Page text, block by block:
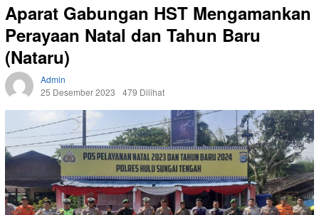
Aparat Gabungan HST Mengamankan
Perayaan Natal dan Tahun Baru
(Nataru)
Admin
25 Desember 2023
479 Dilihat